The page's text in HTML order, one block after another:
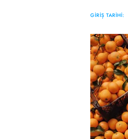
GİRİŞ TARİHİ: